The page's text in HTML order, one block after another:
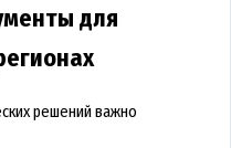
для
решений важно